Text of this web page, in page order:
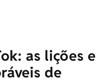
as lições e
de